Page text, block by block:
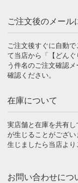
ご注文後のメール
ご注文後すぐに自動
て当店から「【どん
う件名のご注文確認
確認ください。
在庫について
実店舗と在庫を共有
が生じることがござ
生じましたら当店より
お問い合わせにつ